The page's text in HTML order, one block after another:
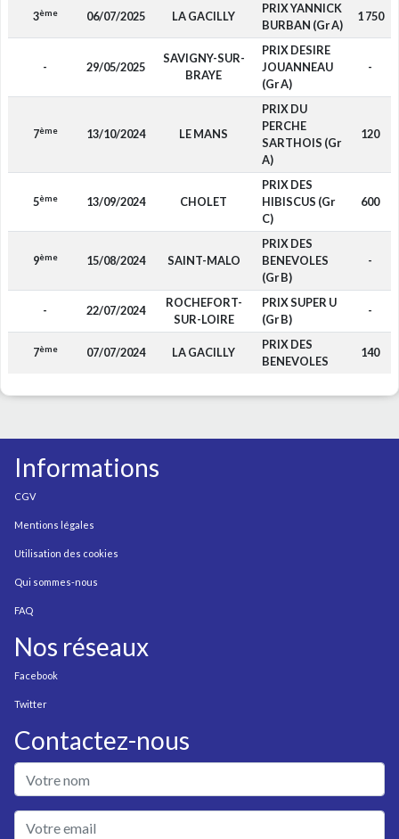
3ème 06/07/2025 LA GACILLY
PRIX YANNICK
BURBAN (Gr A)
1 750
- 29/05/2025
SAVIGNY-SUR-
BRAYE
PRIX DESIRE
JOUANNEAU
(Gr A)
-
7ème 13/10/2024 LE MANS
PRIX DU
PERCHE
SARTHOIS (Gr
A)
120
5ème 13/09/2024 CHOLET
PRIX DES
HIBISCUS (Gr
C)
600
9ème 15/08/2024 SAINT-MALO
PRIX DES
BENEVOLES
(Gr B)
-
- 22/07/2024
ROCHEFORT-
SUR-LOIRE
PRIX SUPER U
(Gr B)
-
7ème 07/07/2024 LA GACILLY
PRIX DES
BENEVOLES
140
Informations
CGV
Mentions légales
Utilisation des cookies
Qui sommes-nous
FAQ
Nos réseaux
Facebook
Twitter
Contactez-nous